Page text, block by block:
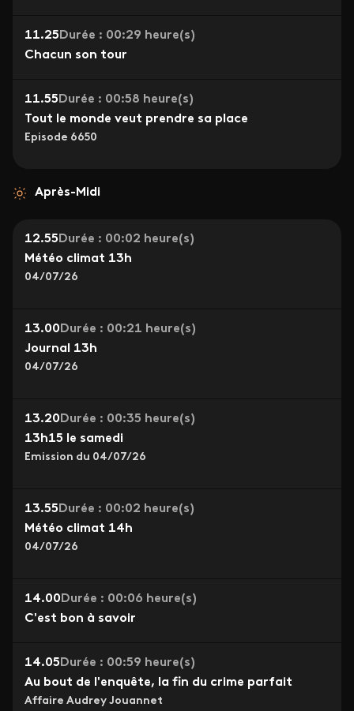
11.25 Durée : 00:29 heure(s)
Chacun son tour
11.55 Durée : 00:58 heure(s)
Tout le monde veut prendre sa place
Episode 6650
Après-Midi
12.55 Durée : 00:02 heure(s)
Météo climat 13h
04/07/26
13.00 Durée : 00:21 heure(s)
Journal 13h
04/07/26
13.20 Durée : 00:35 heure(s)
13h15 le samedi
Emission du 04/07/26
13.55 Durée : 00:02 heure(s)
Météo climat 14h
04/07/26
14.00 Durée : 00:06 heure(s)
C'est bon à savoir
14.05 Durée : 00:59 heure(s)
Au bout de l'enquête, la fin du crime parfait
Affaire Audrey Jouannet